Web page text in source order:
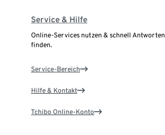
Service & Hilfe
Online-Services nutzen & schnell Antworten
finden.
Service-Bereich
Hilfe & Kontakt
Tchibo Online-Konto